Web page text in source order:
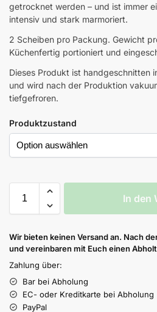
getrocknet werden – und ist immer
intensiv und stark marmoriert.
2 Scheiben pro Packung. Gewicht
Küchenfertig portioniert und
Dieses Produkt ist handgeschnitten
und wird nach der Produktion
tiefgefroren.
Produktzustand
In den
Wir bieten keinen Versand an. Nach
und vereinbaren mit Euch einen
Zahlung über:
Bar bei Abholung
EC- oder Kreditkarte bei Abholung
PayPal